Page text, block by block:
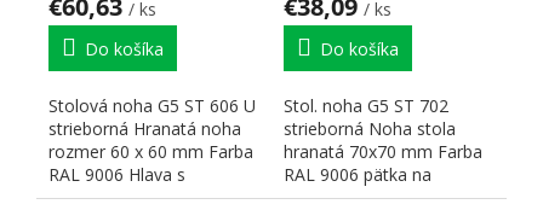
/ ks
Do košíka
Stolová noha G5 ST 606 U
strieborná Hranatá noha
rozmer 60 x 60 mm Farba
RAL 9006 Hlava s
možnosťou sklopenia
/ ks
Do košíka
Stol. noha G5 ST 702
strieborná Noha stola
hranatá 70x70 mm Farba
RAL 9006 pätka na
pripevnenie 140x140 mm,